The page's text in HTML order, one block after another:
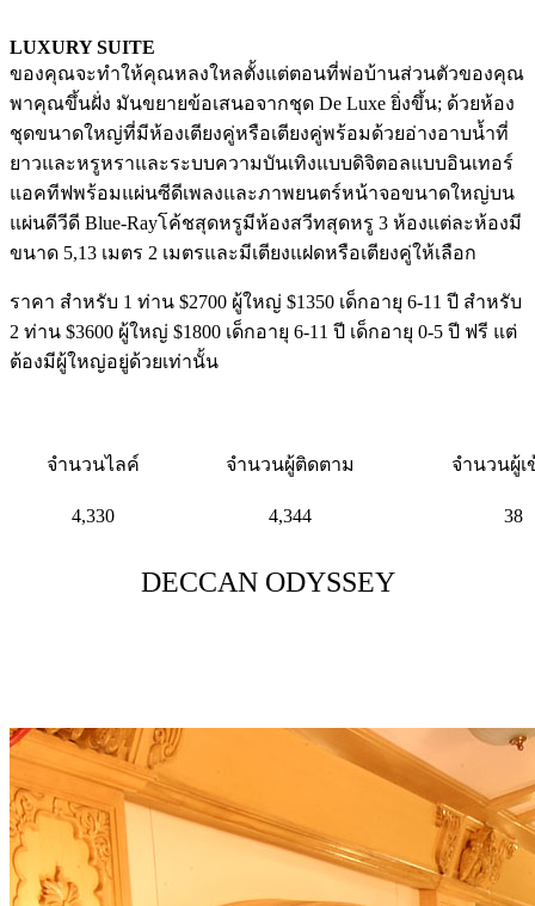
LUXURY SUITE
ของคุณจะทำให้คุณหลงใหลตั้งแต่ตอนที่พ่อบ้านส่วนตัวของคุณ
พาคุณขึ้นฝั่ง มันขยายข้อเสนอจากชุด De Luxe ยิ่งขึ้น; ด้วยห้อง
ชุดขนาดใหญ่ที่มีห้องเตียงคู่หรือเตียงคู่พร้อมด้วยอ่างอาบน้ำที่
ยาวและหรูหราและระบบความบันเทิงแบบดิจิตอลแบบอินเทอร์
แอคทีฟพร้อมแผ่นซีดีเพลงและภาพยนตร์หน้าจอขนาดใหญ่บน
แผ่นดีวีดี Blue-Rayโค้ชสุดหรูมีห้องสวีทสุดหรู 3 ห้องแต่ละห้องมี
ขนาด 5,13 เมตร 2 เมตรและมีเตียงแฝดหรือเตียงคู่ให้เลือก
ราคา สำหรับ 1 ท่าน $2700 ผู้ใหญ่ $1350 เด็กอายุ 6-11 ปี สำหรับ
2 ท่าน $3600 ผู้ใหญ่ $1800 เด็กอายุ 6-11 ปี เด็กอายุ 0-5 ปี ฟรี แต่
ต้องมีผู้ใหญ่อยู่ด้วยเท่านั้น
จำนวนไลค์ จำนวนผู้ติดตาม จำนวนผู้
4,330 4,344 38
DECCAN ODYSSEY